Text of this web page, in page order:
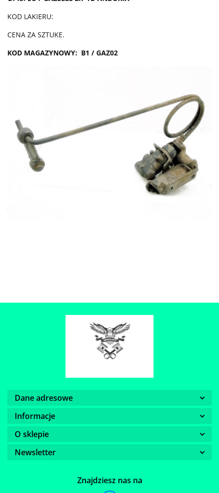
KOD LAKIERU:
CENA ZA SZTUKE.
KOD MAGAZYNOWY: B1 / GAZ02
Dane adresowe
Informacje
O sklepie
Newsletter
Znajdziesz nas na